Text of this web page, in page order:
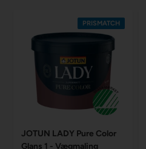
PRISMATCH
JOTUN LADY Pure Color
Glans 1 - Vægmaling